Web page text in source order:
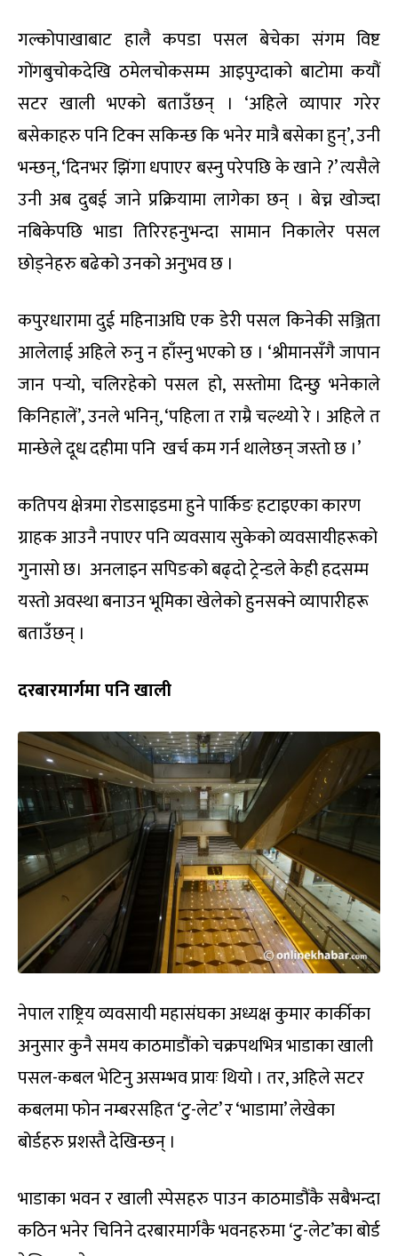
गल्कोपाखाबाट हालै कपडा पसल बेचेका संगम विष्ट
गोंगबुचोकदेखि ठमेलचोकसम्म आइपुग्दाको बाटोमा कयौं
सटर खाली भएको बताउँछन् । ‘अहिले व्यापार गरेर
बसेकाहरु पनि टिक्न सकिन्छ कि भनेर मात्रै बसेका हुन्’, उनी
भन्छन्, ‘दिनभर झिंगा धपाएर बस्नु परेपछि के खाने ?’ त्यसैले
उनी अब दुबई जाने प्रक्रियामा लागेका छन् । बेच्न खोज्दा
नबिकेपछि भाडा तिरिरहनुभन्दा सामान निकालेर पसल
छोड्नेहरु बढेको उनको अनुभव छ ।
कपुरधारामा दुई महिनाअघि एक डेरी पसल किनेकी सञ्जिता
आलेलाई अहिले रुनु न हाँस्नु भएको छ । ‘श्रीमानसँगै जापान
जान पर्‍यो, चलिरहेको पसल हो, सस्तोमा दिन्छु भनेकाले
किनिहालें’, उनले भनिन्, ‘पहिला त राम्रै चल्थ्यो रे । अहिले त
मान्छेले दूध दहीमा पनि खर्च कम गर्न थालेछन् जस्तो छ ।’
कतिपय क्षेत्रमा रोडसाइडमा हुने पार्किङ हटाइएका कारण
ग्राहक आउनै नपाएर पनि व्यवसाय सुकेको व्यवसायीहरूको
गुनासो छ। अनलाइन सपिङको बढ्दो ट्रेन्डले केही हदसम्म
यस्तो अवस्था बनाउन भूमिका खेलेको हुनसक्ने व्यापारीहरू
बताउँछन् ।
दरबारमार्गमा पनि खाली
नेपाल राष्ट्रिय व्यवसायी महासंघका अध्यक्ष कुमार कार्कीका
अनुसार कुनै समय काठमाडौंको चक्रपथभित्र भाडाका खाली
पसल-कबल भेटिनु असम्भव प्रायः थियो । तर, अहिले सटर
कबलमा फोन नम्बरसहित ‘टु-लेट’ र ‘भाडामा’ लेखेका
बोर्डहरु प्रशस्तै देखिन्छन् ।
भाडाका भवन र खाली स्पेसहरु पाउन काठमाडौंकै सबैभन्दा
कठिन भनेर चिनिने दरबारमार्गकै भवनहरुमा ‘टु-लेट’का बोर्ड